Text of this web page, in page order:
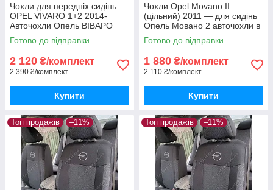
Чохли для передніх сидінь
OPEL VIVARO 1+2 2014-
Авточохли Опель ВІВАРО
(передні) з 2014-
Готово до відправки
2 120 ₴/комплект
2 390 ₴/комплект
Купити
Чохли Opel Movano II
(цільний) 2011 — для сидінь
Опель Мовано 2 авточохли в
салон якість
Готово до відправки
1 880 ₴/комплект
2 110 ₴/комплект
Купити
Топ продажів –11% Топ продажів –11%